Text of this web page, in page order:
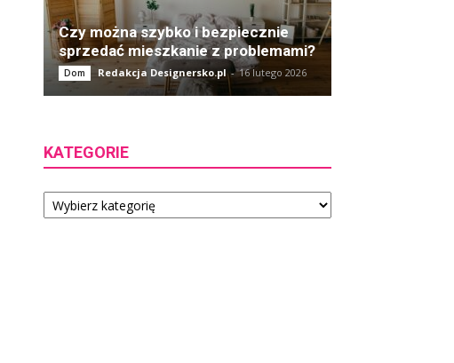
Czy można szybko i bezpiecznie
sprzedać mieszkanie z problemami?
Dom Redakcja Designersko.pl - 16 lutego 2026
KATEGORIE
Kategorie